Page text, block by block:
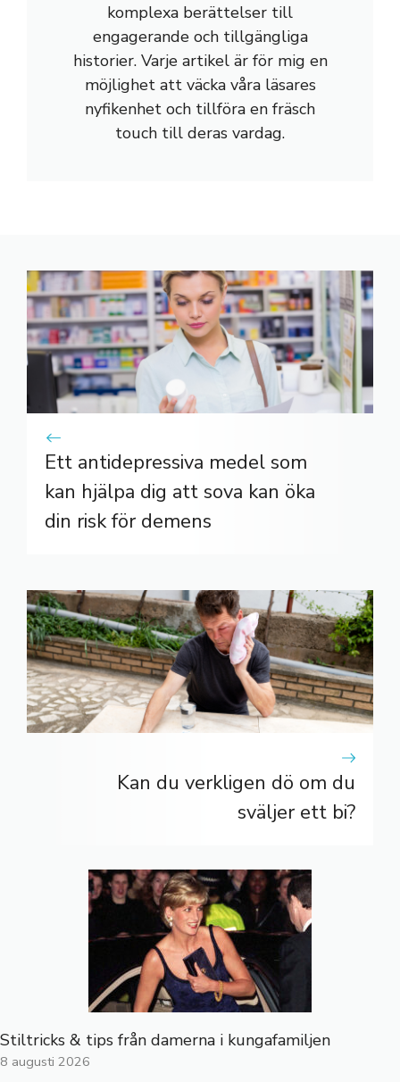
komplexa berättelser till
engagerande och tillgängliga
historier. Varje artikel är för mig en
möjlighet att väcka våra läsares
nyfikenhet och tillföra en fräsch
touch till deras vardag.
Ett antidepressiva medel som
kan hjälpa dig att sova kan öka
din risk för demens
Kan du verkligen dö om du
sväljer ett bi?
Stiltricks & tips från damerna i kungafamiljen
8 augusti 2026